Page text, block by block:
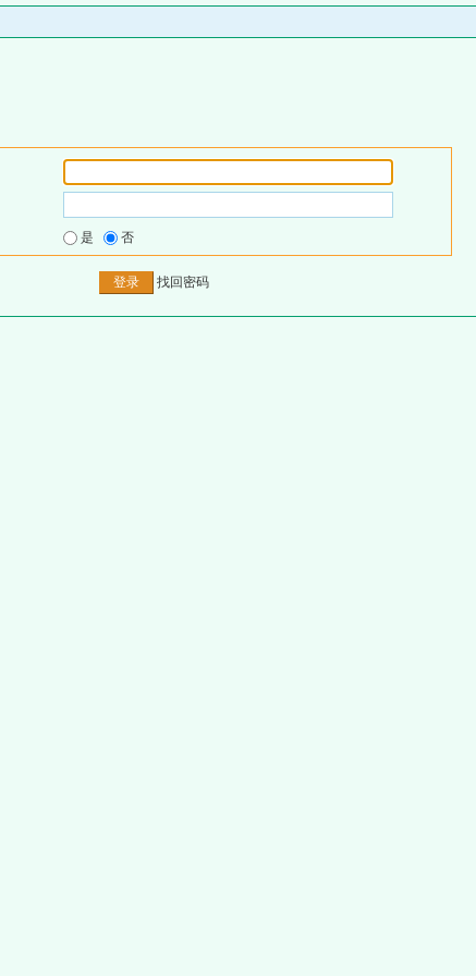
是 否
找回密码